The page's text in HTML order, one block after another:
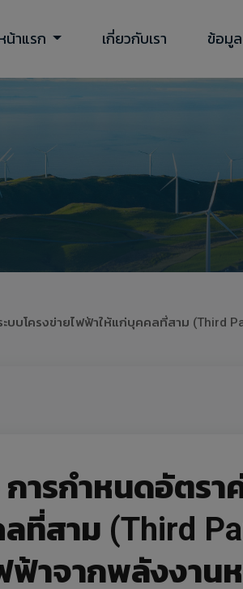
น้าแรก เกี่ยวกับเรา ข้อมู
บบโครงข่ายไฟฟ้าให้แก่บุคคลที่สาม (Third
ารกำหนดอัตรา
ที่สาม (Third
ฟ้าจากพลังงาน